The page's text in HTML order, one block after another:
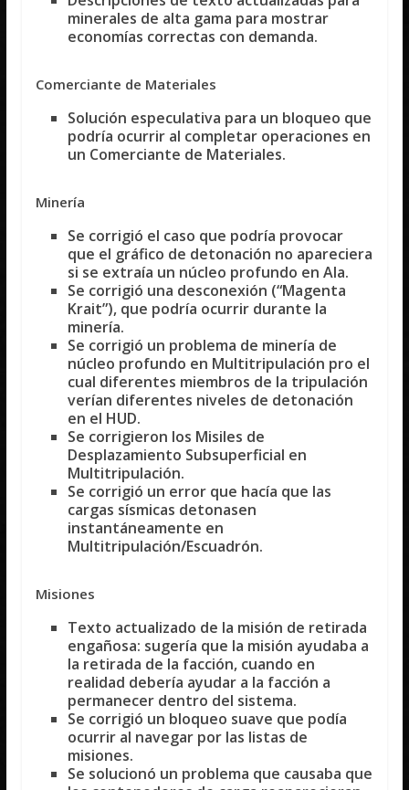
minerales de alta gama para mostrar
economías correctas con demanda.
Comerciante de Materiales
Solución especulativa para un bloqueo que
podría ocurrir al completar operaciones en
un Comerciante de Materiales.
Minería
Se corrigió el caso que podría provocar
que el gráfico de detonación no apareciera
si se extraía un núcleo profundo en Ala.
Se corrigió una desconexión (“Magenta
Krait”), que podría ocurrir durante la
minería.
Se corrigió un problema de minería de
núcleo profundo en Multitripulación pro el
cual diferentes miembros de la tripulación
verían diferentes niveles de detonación
en el HUD.
Se corrigieron los Misiles de
Desplazamiento Subsuperficial en
Multitripulación.
Se corrigió un error que hacía que las
cargas sísmicas detonasen
instantáneamente en
Multitripulación/Escuadrón.
Misiones
Texto actualizado de la misión de retirada
engañosa: sugería que la misión ayudaba a
la retirada de la facción, cuando en
realidad debería ayudar a la facción a
permanecer dentro del sistema.
Se corrigió un bloqueo suave que podía
ocurrir al navegar por las listas de
misiones.
Se solucionó un problema que causaba que